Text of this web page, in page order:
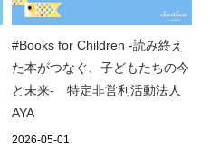
#Books for Children ‐読み終え
た本がつなぐ、子どもたちの今
と未来- 特定非営利活動法人
AYA
2026-05-01